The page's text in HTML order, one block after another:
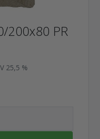
200x80 PR
25,5 %